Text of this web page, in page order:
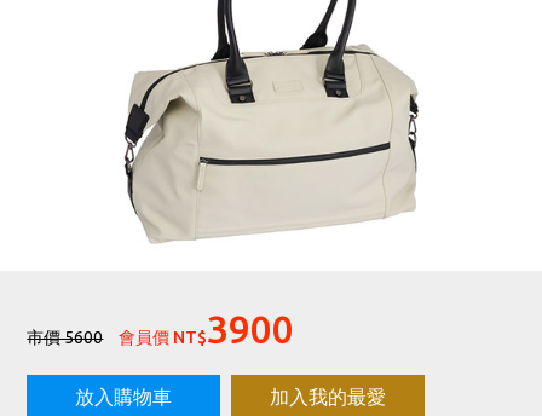
消費滿 $2000 享免運
Happy Father's Day
父親節優惠實施中
2026邁達康盃 開始受理報名
7月份 門市免費試打日程 已公佈!
防詐騙! 勿信來路不明連結及優惠
Golf Point 會員回饋積點
消費滿 $2000 享免運
市價 5600 會員價 NT$3900
放入購物車 加入我的最愛